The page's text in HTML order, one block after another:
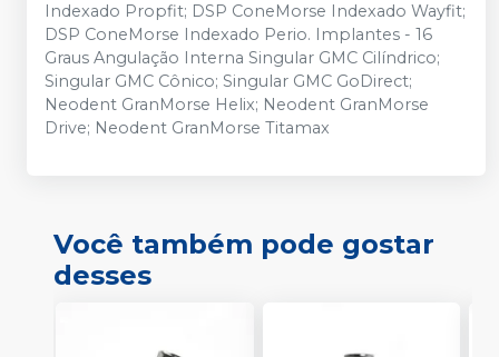
Indexado Propfit; DSP ConeMorse Indexado Wayfit;
DSP ConeMorse Indexado Perio. Implantes - 16
Graus Angulação Interna Singular GMC Cilíndrico;
Singular GMC Cônico; Singular GMC GoDirect;
Neodent GranMorse Helix; Neodent GranMorse
Drive; Neodent GranMorse Titamax
Você também pode gostar
desses